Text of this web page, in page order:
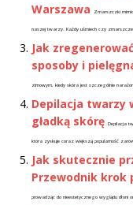
Warszawa
Zmarszczki
naszej twarzy. Każdy uśmiech czy
Jak
sposoby i
zimowym, kiedy skóra jest szczególnie
Depilacja twarzy
gładką skórę Depilacja
która zyskuje coraz większą popularność
Jak skutecznie
Przewodnik krok
prowadząc do nieestetycznego wyglądu dłoni